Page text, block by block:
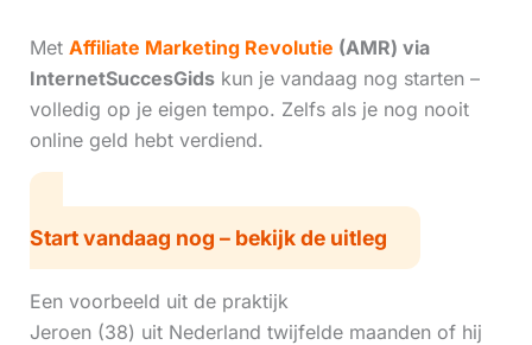
Met Affiliate Marketing Revolutie (AMR) via
InternetSuccesGidskun je vandaag nog starten –
volledig op je eigen tempo. Zelfs als je nog nooit
online geld hebt verdiend.
Start vandaag nog – bekijk de uitleg
Een voorbeeld uit de praktijk
Jeroen (38) uit Nederland twijfelde maanden of hij